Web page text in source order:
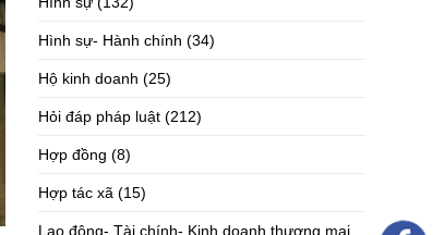
Hình sự- Hành chính (34)
Hộ kinh doanh (25)
Hỏi đáp pháp luật (212)
Hợp đồng (8)
Hợp tác xã (15)
Lao động- Tài chính- Kinh doanh thương mại